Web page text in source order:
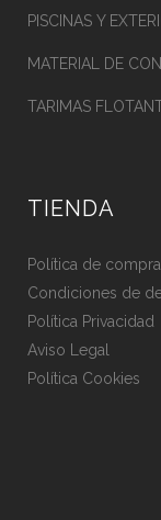
PISCINAS Y
MATERIAL DE
TARIMAS
TIENDA
Política de compra
Condiciones de
Política Privacidad
Aviso Legal
Política Cookies